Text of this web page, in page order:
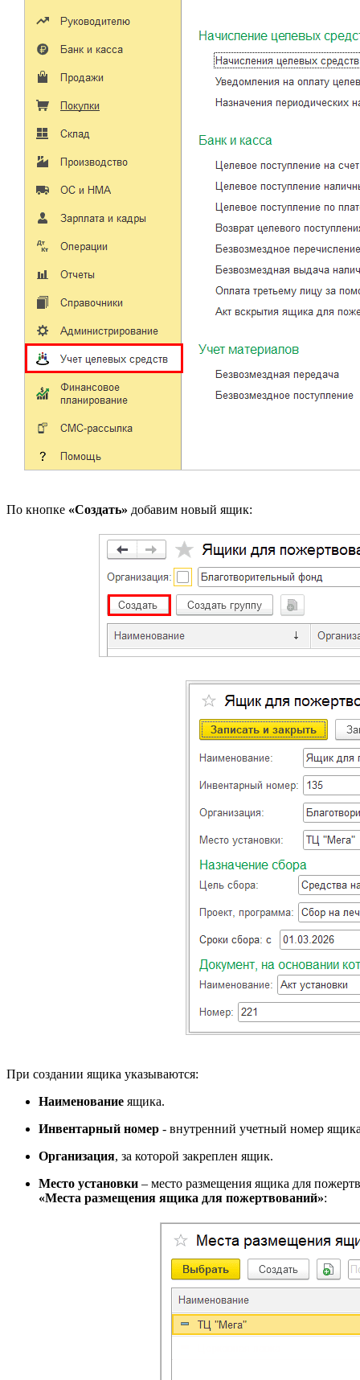
По кнопке «Создать» добавим новый ящик:
При создании ящика указываются:
Наименование ящика.
Инвентарный номер - внутренний учетный номер
Организация, за которой закреплен ящик.
Место установки – место размещения ящика для
«Места размещения ящика для пожертвований»: